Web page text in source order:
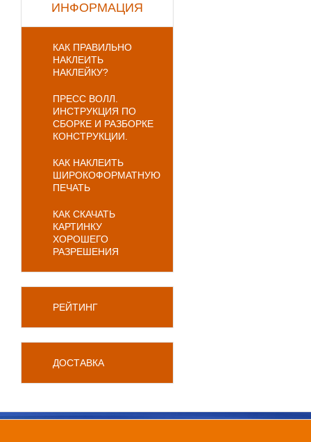
ИНФОРМАЦИЯ
КАК ПРАВИЛЬНО
НАКЛЕИТЬ
НАКЛЕЙКУ?
ПРЕСС ВОЛЛ.
ИНСТРУКЦИЯ ПО
СБОРКЕ И РАЗБОРКЕ
КОНСТРУКЦИИ.
КАК НАКЛЕИТЬ
ШИРОКОФОРМАТНУЮ
ПЕЧАТЬ
КАК СКАЧАТЬ
КАРТИНКУ
ХОРОШЕГО
РАЗРЕШЕНИЯ
РЕЙТИНГ
ДОСТАВКА